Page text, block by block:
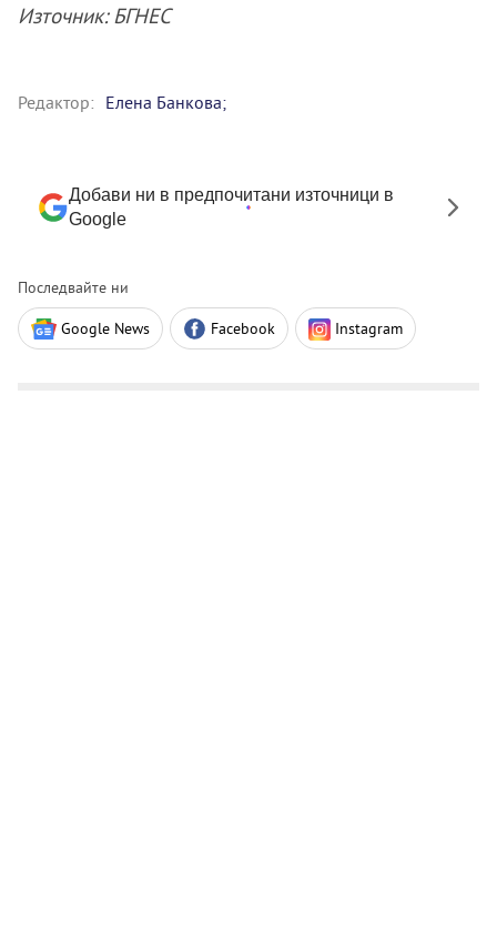
Източник: БГНЕС
Редактор: Eлена Банкова;
Добави ни в предпочитани източници в
Google
Последвайте ни
Google News Facebook Instagram